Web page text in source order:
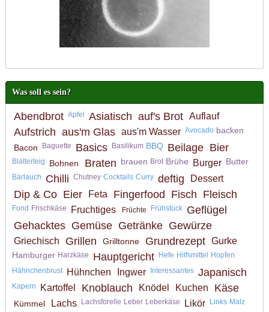
Was soll es sein?
Abendbrot Apfel Asiatisch auf's Brot Auflauf
Aufstrich aus'm Glas aus'm Wasser Avocado backen
Bacon
Baguette Basics Basilikum BBQ Beilage Bier
Blätterteig Bohnen Braten brauen Brot Brühe Burger Butter
Bärlauch Chilli Chutney Cocktails Curry deftig Dessert
Dip & Co Eier Feta Fingerfood Fisch Fleisch
Fond Frischkäse Fruchtiges Früchte Frühstück Geflügel
Gehacktes Gemüse Getränke Gewürze
Griechisch Grillen Grilltonne Grundrezept Gurke
Hamburger Harzkäse Hauptgericht Hefe Hilfsmittel
Hopfen
Hähnchenbrust
Hühnchen Ingwer Interessantes Japanisch
Kapern Kartoffel Knoblauch Knödel Kuchen Käse
Kümmel Lachs Lachsforelle Leber Leberkäse Likör Links Malz